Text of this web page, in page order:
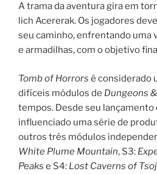
A trama da aventura gira em
lich Acererak. Os jogadores
seu caminho, enfrentando uma
e armadilhas, com o objetivo
Tomb of Horrors é considerado
difíceis módulos de Dungeons
tempos. Desde seu lançamento
influenciado uma série de
outros três módulos
White Plume Mountain, S3:
Peaks e S4: Lost Caverns of